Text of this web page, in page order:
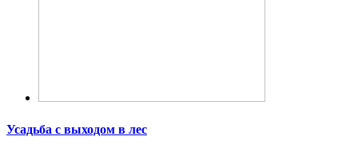
Усадьба с выходом в лес